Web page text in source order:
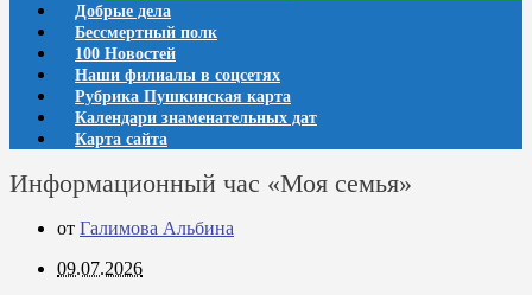
Добрые дела
Бессмертный полк
100 Новостей
Наши филиалы в соцсетях
Рубрика Пушкинская карта
Календари знаменательных дат
Карта сайта
Информационный час «Моя семья»
от Галимова Альбина
09.07.2026